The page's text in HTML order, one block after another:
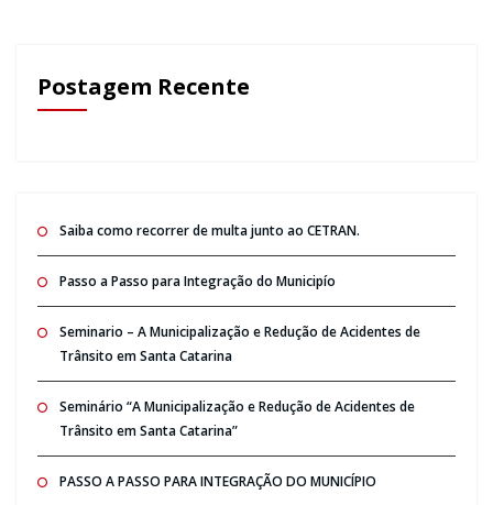
Postagem Recente
Saiba como recorrer de multa junto ao CETRAN.
Passo a Passo para Integração do Municipío
Seminario – A Municipalização e Redução de Acidentes de
Trânsito em Santa Catarina
Seminário “A Municipalização e Redução de Acidentes de
Trânsito em Santa Catarina”
PASSO A PASSO PARA INTEGRAÇÃO DO MUNICÍPIO